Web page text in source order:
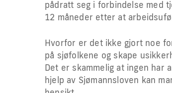
pådratt seg i forbindelse med
12 måneder etter at
Hvorfor er det ikke gjort noe
på sjøfolkene og skape
Det er skammelig at ingen har
hjelp av Sjømannsloven kan